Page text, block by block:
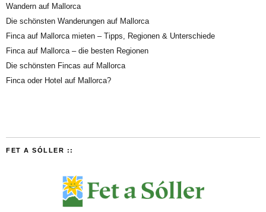
Wandern auf Mallorca
Die schönsten Wanderungen auf Mallorca
Finca auf Mallorca mieten – Tipps, Regionen & Unterschiede
Finca auf Mallorca – die besten Regionen
Die schönsten Fincas auf Mallorca
Finca oder Hotel auf Mallorca?
FET A SÓLLER ::